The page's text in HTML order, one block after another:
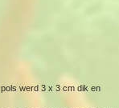
werd 3 x 3 cm dik en